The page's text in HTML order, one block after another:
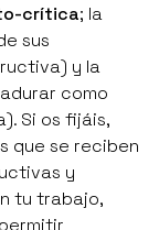
crítica; la
sus
) y la
como
). Si os fijáis,
que se reciben
y
tu trabajo,